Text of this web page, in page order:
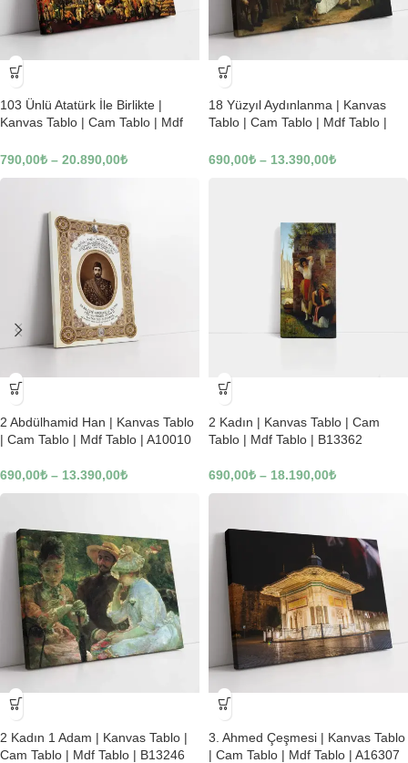
-23%
103 Ünlü Atatürk İle Birlikte |
Kanvas Tablo | Cam Tablo | Mdf
790,00₺ – 20.890,00₺
-23%
18 Yüzyıl Aydınlanma | Kanvas
Tablo | Cam Tablo | Mdf Tablo |
690,00₺ – 13.390,00₺
-23%
2 Abdülhamid Han | Kanvas Tablo
| Cam Tablo | Mdf Tablo | A10010
690,00₺ – 13.390,00₺
-23%
2 Kadın | Kanvas Tablo | Cam
Tablo | Mdf Tablo | B13362
690,00₺ – 18.190,00₺
-23%
2 Kadın 1 Adam | Kanvas Tablo |
Cam Tablo | Mdf Tablo | B13246
-23%
3. Ahmed Çeşmesi | Kanvas Tablo
| Cam Tablo | Mdf Tablo | A16307